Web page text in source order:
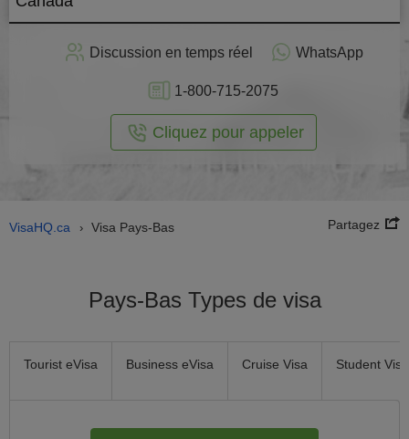
Discussion en temps réel WhatsApp
1-800-715-2075
Cliquez pour appeler
VisaHQ.ca › Visa Pays-Bas Partagez
Pays-Bas Types de visa
Tourist eVisa Business eVisa Cruise Visa Student Visa